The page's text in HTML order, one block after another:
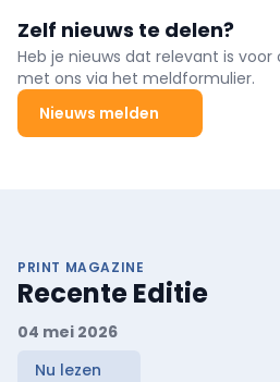
Zelf nieuws te delen?
Heb je nieuws dat relevant is
met ons via het meldformulier.
Nieuws melden
PRINT MAGAZINE
Recente Editie
04 mei 2026
Nu lezen